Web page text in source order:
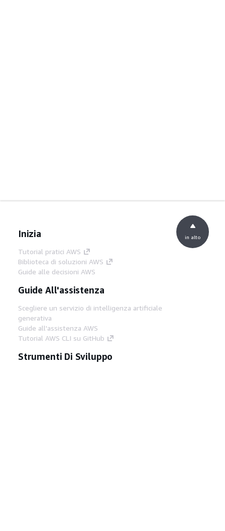
Inizia
Tutorial pratici AWS
Biblioteca di soluzioni AWS
Guide alle decisioni AWS
Guide All'assistenza
Scegliere un servizio di intelligenza artificiale
generativa
Guide all'assistenza AWS
Tutorial AWS CLI su GitHub
Strumenti Di Sviluppo
in alto